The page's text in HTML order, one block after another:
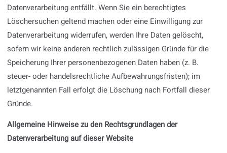
Datenverarbeitung entfällt. Wenn Sie ein berechtigtes
Löschersuchen geltend machen oder eine Einwilligung zur
Datenverarbeitung widerrufen, werden Ihre Daten gelöscht,
sofern wir keine anderen rechtlich zulässigen Gründe für die
Speicherung Ihrer personenbezogenen Daten haben (z. B.
steuer- oder handelsrechtliche Aufbewahrungsfristen); im
letztgenannten Fall erfolgt die Löschung nach Fortfall dieser
Gründe.
Allgemeine Hinweise zu den Rechtsgrundlagen der
Datenverarbeitung auf dieser Website